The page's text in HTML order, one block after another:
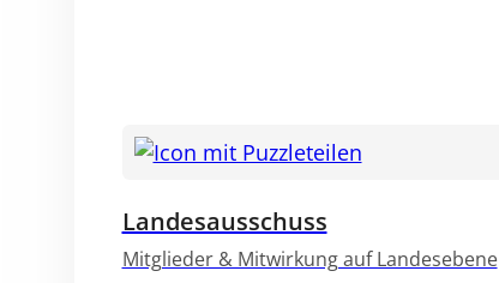
Landesausschuss
Mitglieder & Mitwirkung auf Landesebene